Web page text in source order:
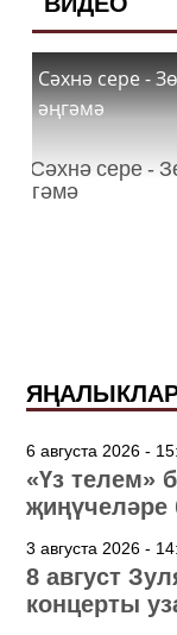
Сәхнә сере -
әңгәмә
6 августа 2026 -
«Үз телем»
җиңүчеләре
3 августа 2026 -
8 август
концерты